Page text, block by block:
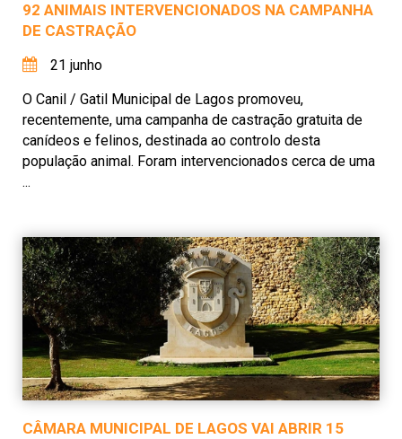
92 ANIMAIS INTERVENCIONADOS NA CAMPANHA
DE CASTRAÇÃO
21 junho
O Canil / Gatil Municipal de Lagos promoveu,
recentemente, uma campanha de castração gratuita de
canídeos e felinos, destinada ao controlo desta
população animal. Foram intervencionados cerca de uma
...
CÂMARA MUNICIPAL DE LAGOS VAI ABRIR 15